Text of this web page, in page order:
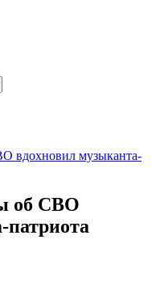
вдохновил музыканта-
об СВО
патриота